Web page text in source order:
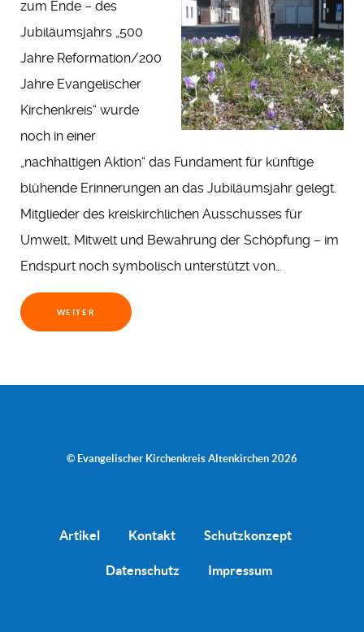
zum Ende – des
Jubiläumsjahrs „500
Jahre Reformation/200
Jahre Evangelischer
Kirchenkreis“ wurde
noch in einer
„nachhaltigen Aktion“ das Fundament für künftige
blühende Erinnerungen an das Jubiläumsjahr gelegt.
Mitglieder des kreiskirchlichen Ausschusses für
Umwelt, Mitwelt und Bewahrung der Schöpfung – im
Endspurt noch symbolisch unterstützt von…
WEITER
© Evangelischer Kirchenkreis Altenkirchen 2026
Artikel Kontakt Schutzkonzept
Datenschutz Impressum